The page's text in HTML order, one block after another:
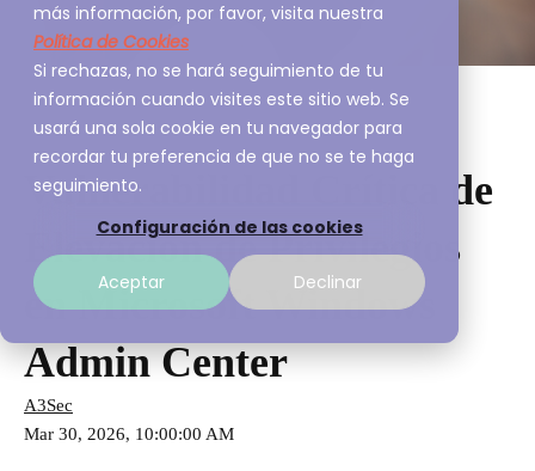
más información, por favor, visita nuestra
Política de Cookies
Si rechazas, no se hará seguimiento de tu
información cuando visites este sitio web. Se
usará una sola cookie en tu navegador para
recordar tu preferencia de que no se te haga
seguimiento.
Configuración de las cookies
Aceptar Declinar
Vulnerabilidad Crítica de
Elevación de Privilegios
en Microsoft Windows
Admin Center
A3Sec
Mar 30, 2026, 10:00:00 AM